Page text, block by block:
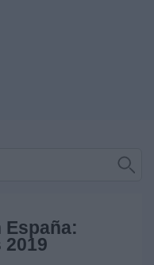
España: